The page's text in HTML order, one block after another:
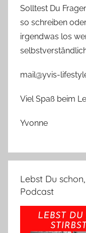
Solltest Du
so schreiben
irgendwas los
mail@yvis-
Viel Spaß beim
Yvonne
Lebst Du
Podcast